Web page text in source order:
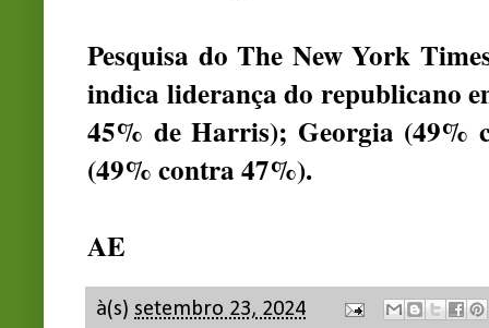
Pesquisa do The New York
indica liderança do republicano
45% de Harris); Georgia (49%
(49% contra 47%).
AE
à(s) setembro 23, 2024